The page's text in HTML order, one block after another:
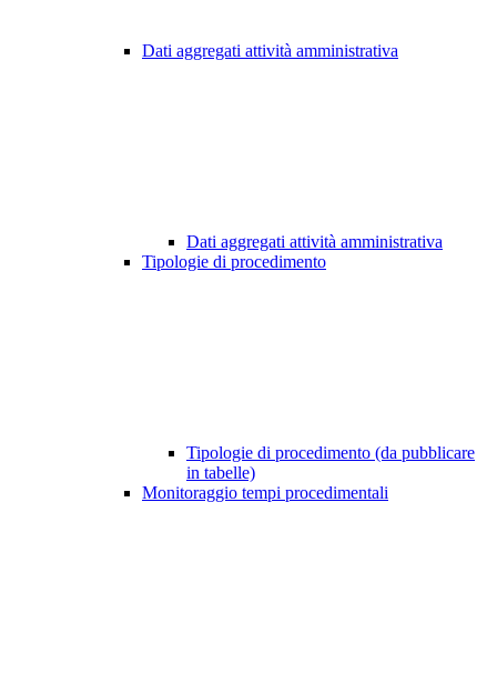
Dati aggregati attività amministrativa
Dati aggregati attività amministrativa
Tipologie di procedimento
Tipologie di procedimento (da pubblicare
in tabelle)
Monitoraggio tempi procedimentali